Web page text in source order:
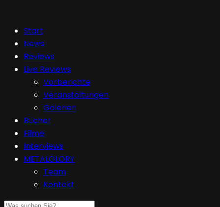
Start
News
Reviews
Live Reviews
Vorberichte
Veranstaltungen
Galerien
Bücher
Filme
Interviews
METALGLORY
Team
Kontakt